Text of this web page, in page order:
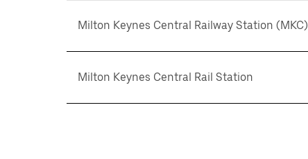
Milton Keynes Central Railway Station (MKC)
Milton Keynes Central Rail Station